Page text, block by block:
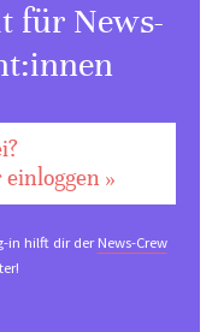
für News-
»
in hilft dir derNews-Crew